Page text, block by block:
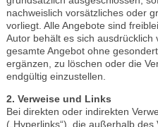
nachweislich vorsätzliches oder
vorliegt. Alle Angebote sind
Autor behält es sich ausdrücklich
gesamte Angebot ohne
ergänzen, zu löschen oder die
endgültig einzustellen.
2. Verweise und Links
Bei direkten oder indirekten
(„Hyperlinks“), die außerhalb